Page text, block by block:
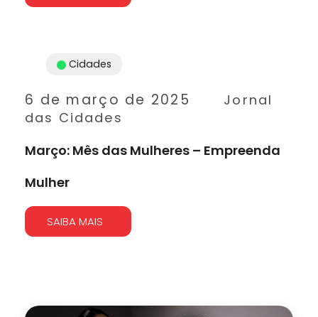
6 de março de 2025
Jornal
das Cidades
Cidades
Março: Mês das Mulheres – Empreenda
Mulher
SAIBA MAIS